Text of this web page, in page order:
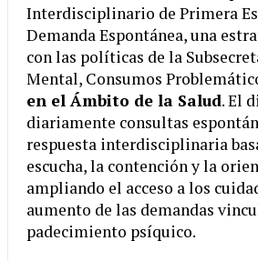
Interdisciplinario de Primera
Demanda Espontánea, una
con las políticas de la
Mental, Consumos
en el Ámbito de la Salud. El
diariamente consultas
respuesta interdisciplinaria
escucha, la contención y la
ampliando el acceso a los
aumento de las demandas
padecimiento psíquico.